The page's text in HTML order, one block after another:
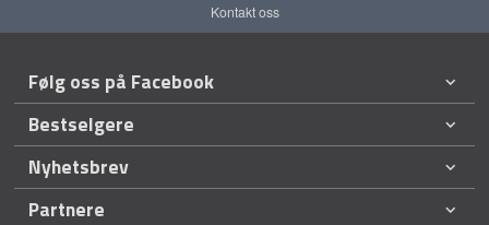
Kontakt oss
Følg oss på Facebook
Bestselgere
Nyhetsbrev
Partnere